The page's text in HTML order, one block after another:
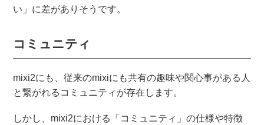
い」に差がありそうです。
コミュニティ
mixi2にも、従来のmixiにも共有の趣味や関心事がある人
と繋がれるコミュニティが存在します。
しかし、mixi2における「コミュニティ」の仕様や特徴